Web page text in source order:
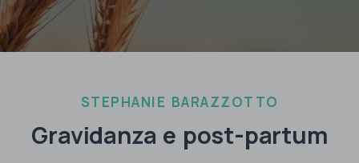
STEPHANIE BARAZZOTTO
Gravidanza e post-partum